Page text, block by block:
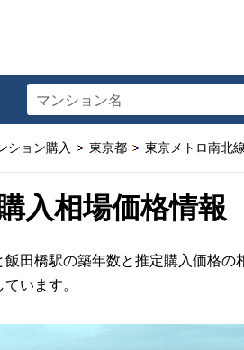
マンション名
ション購入 東京都 東京メトロ南北線
入相場価格情報
田橋駅の築年数と推定購入価格
います。